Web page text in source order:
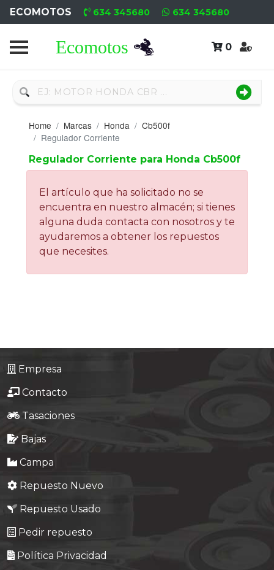
ECOMOTOS 634 345680 634 345680
0
Home
Nuevo
Neumáticos
Campa
Motores
Nuevos
Motores
Empresa
Home Marcas Honda
Cb500f
Regulador Corriente
Regulador Corriente para Honda Cb500f
El artículo que ha solicitado no se
encuentra en nuestro almacén; si tienes
alguna duda contacta con nosotros y te
ayudaremos a obtener los repuestos
que necesites.
Empresa
Contacto
Tasaciones
Bajas
Campa
Repuesto Nuevo
Repuesto Usado
Pedir repuesto
Política Privacidad